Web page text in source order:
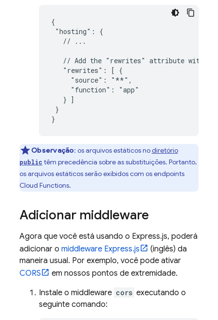
{
"hosting": {
   // ...
// Add the "rewrites" attribute within
   "rewrites": [ {
     "source": "**",
     "function": "app"
   } ]
}
}
Observação: os arquivos estáticos nodiretório
public têm precedência sobre as substituições. Portanto,
os arquivos estáticos serão exibidos com os endpoints
Cloud Functions.
Adicionar middleware
Agora que você está usando o Express.js, poderá
adicionar o middleware Express.js
(inglês) da
maneira usual. Por exemplo, você pode ativar
CORS
em nossos pontos de extremidade.
Instale o middleware cors executando o
seguinte comando: